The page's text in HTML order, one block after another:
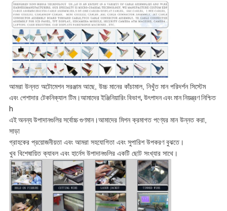
আমরা উন্নত অটোমেশন সরঞ্জাম আছে, উচ্চ মানের কাঁচামাল, নিখুঁত মান পরিদর্শন সিস্টেম
এবং পেশাদার টেকনিক্যাল টিম।আমাদের ইঞ্জিনিয়ারিং বিভাগ, উৎপাদন এবং মান নিয়ন্ত্রণ নিশ্চিত
h
এই অনন্য উপাদানগুলির সর্বোচ্চ গুণমান।আমাদের মিশন ক্রমাগত পণ্যের মান উন্নত করা,
সাড়া
গ্রাহকের প্রয়োজনীয়তা এবং আমরা সহযোগিতা এবং সুপারিশ উপকরণ বুঝতে।
খুব বিশেষায়িত ক্যাবল এবং হার্নেস উপাদানগুলির একটি ছোট সংখ্যার সাথে।